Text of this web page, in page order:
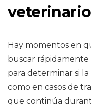
veterinario
Hay momentos en
buscar
para determinar si
como en casos de
que continúa